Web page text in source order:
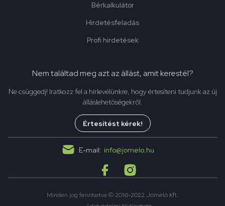
Bérkalkulátor
Hirdetésfeladás
Profi hirdetések
Nem találtad meg azt az állást, amit kerestél?
Ne csüggedj! Iratkozz fel a hírlevélünkre, hogy értesíteni tudjunk az új
álláslehetőségekről.
Értesítést kérek!
E-mail: info@jomelo.hu
Minden jog fenntartva © 2016-2022 Jómeló Kft.